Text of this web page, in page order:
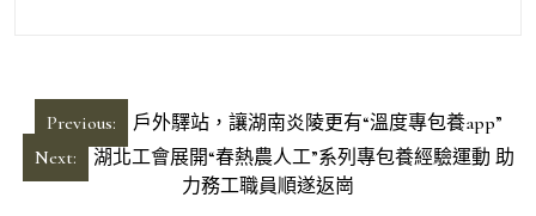
章
導
Previous:
戶外驛站，讓湖南炎陵更有“溫度專包養app”
Next:
湖北工會展開“春熱農人工”系列專包養經驗運動 助
力務工職員順遂返崗